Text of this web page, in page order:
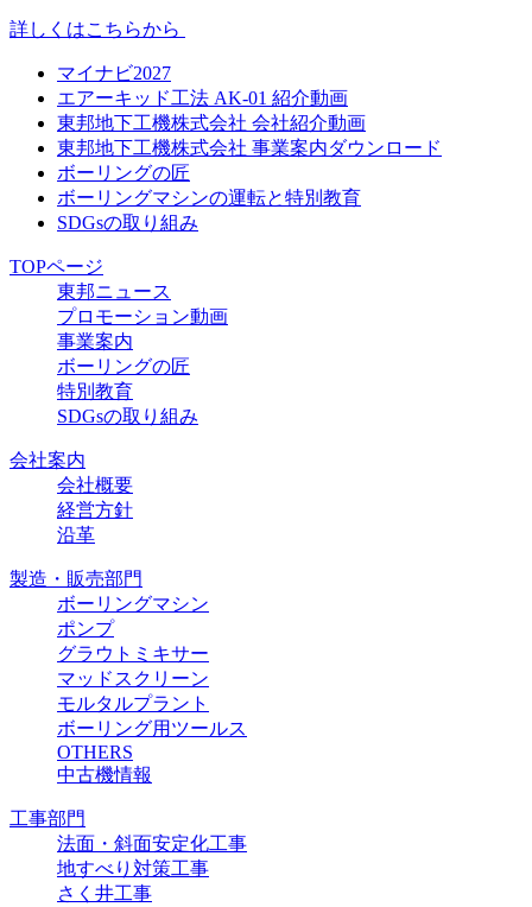
詳しくはこちらから
マイナビ2027
エアーキッド工法 AK-01 紹介動画
東邦地下工機株式会社 会社紹介動画
東邦地下工機株式会社 事業案内ダウンロード
ボーリングの匠
ボーリングマシンの運転と特別教育
SDGsの取り組み
TOPページ
東邦ニュース
プロモーション動画
事業案内
ボーリングの匠
特別教育
SDGsの取り組み
会社案内
会社概要
経営方針
沿革
製造・販売部門
ボーリングマシン
ポンプ
グラウトミキサー
マッドスクリーン
モルタルプラント
ボーリング用ツールス
OTHERS
中古機情報
工事部門
法面・斜面安定化工事
地すべり対策工事
さく井工事